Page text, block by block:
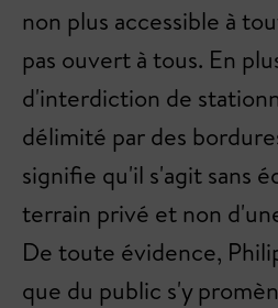
non plus accessible à
pas ouvert à tous. En
d'interdiction de
délimité par des
signifie qu'il s'agit sans
terrain privé et non
De toute évidence,
que du public s'y